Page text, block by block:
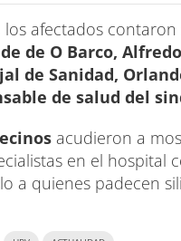
los afectados contaron
de O Barco,
de Sanidad,
de salud del
acudieron a
en el
a quienes padecen